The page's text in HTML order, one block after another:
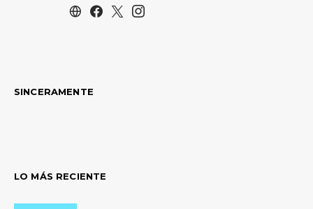
SINCERAMENTE
LO MÁS RECIENTE